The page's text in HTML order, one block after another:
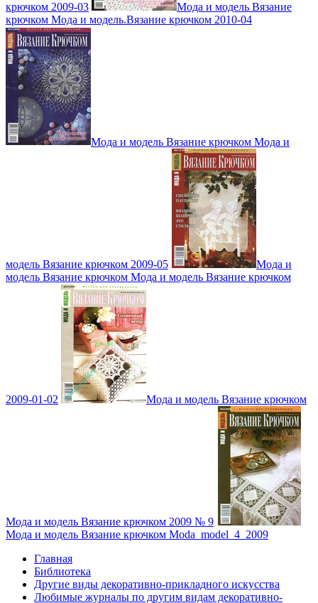
крючком 2009-03
Мода и модель Вязание
крючком Мода и модель.Вязание крючком 2010-04
Мода и модель Вязание крючком Мода и
модель Вязание крючком 2009-05
Мода и
модель Вязание крючком Мода и модель Вязание крючком
2009-01-02 Мода и модель Вязание крючком
Мода и модель Вязание крючком 2009 № 9
Мода и модель Вязание крючком Moda_model_4_2009
Главная
Библиотека
Другие виды декоративно-прикладного искусства
Любимые журналы по другим видам декоративно-